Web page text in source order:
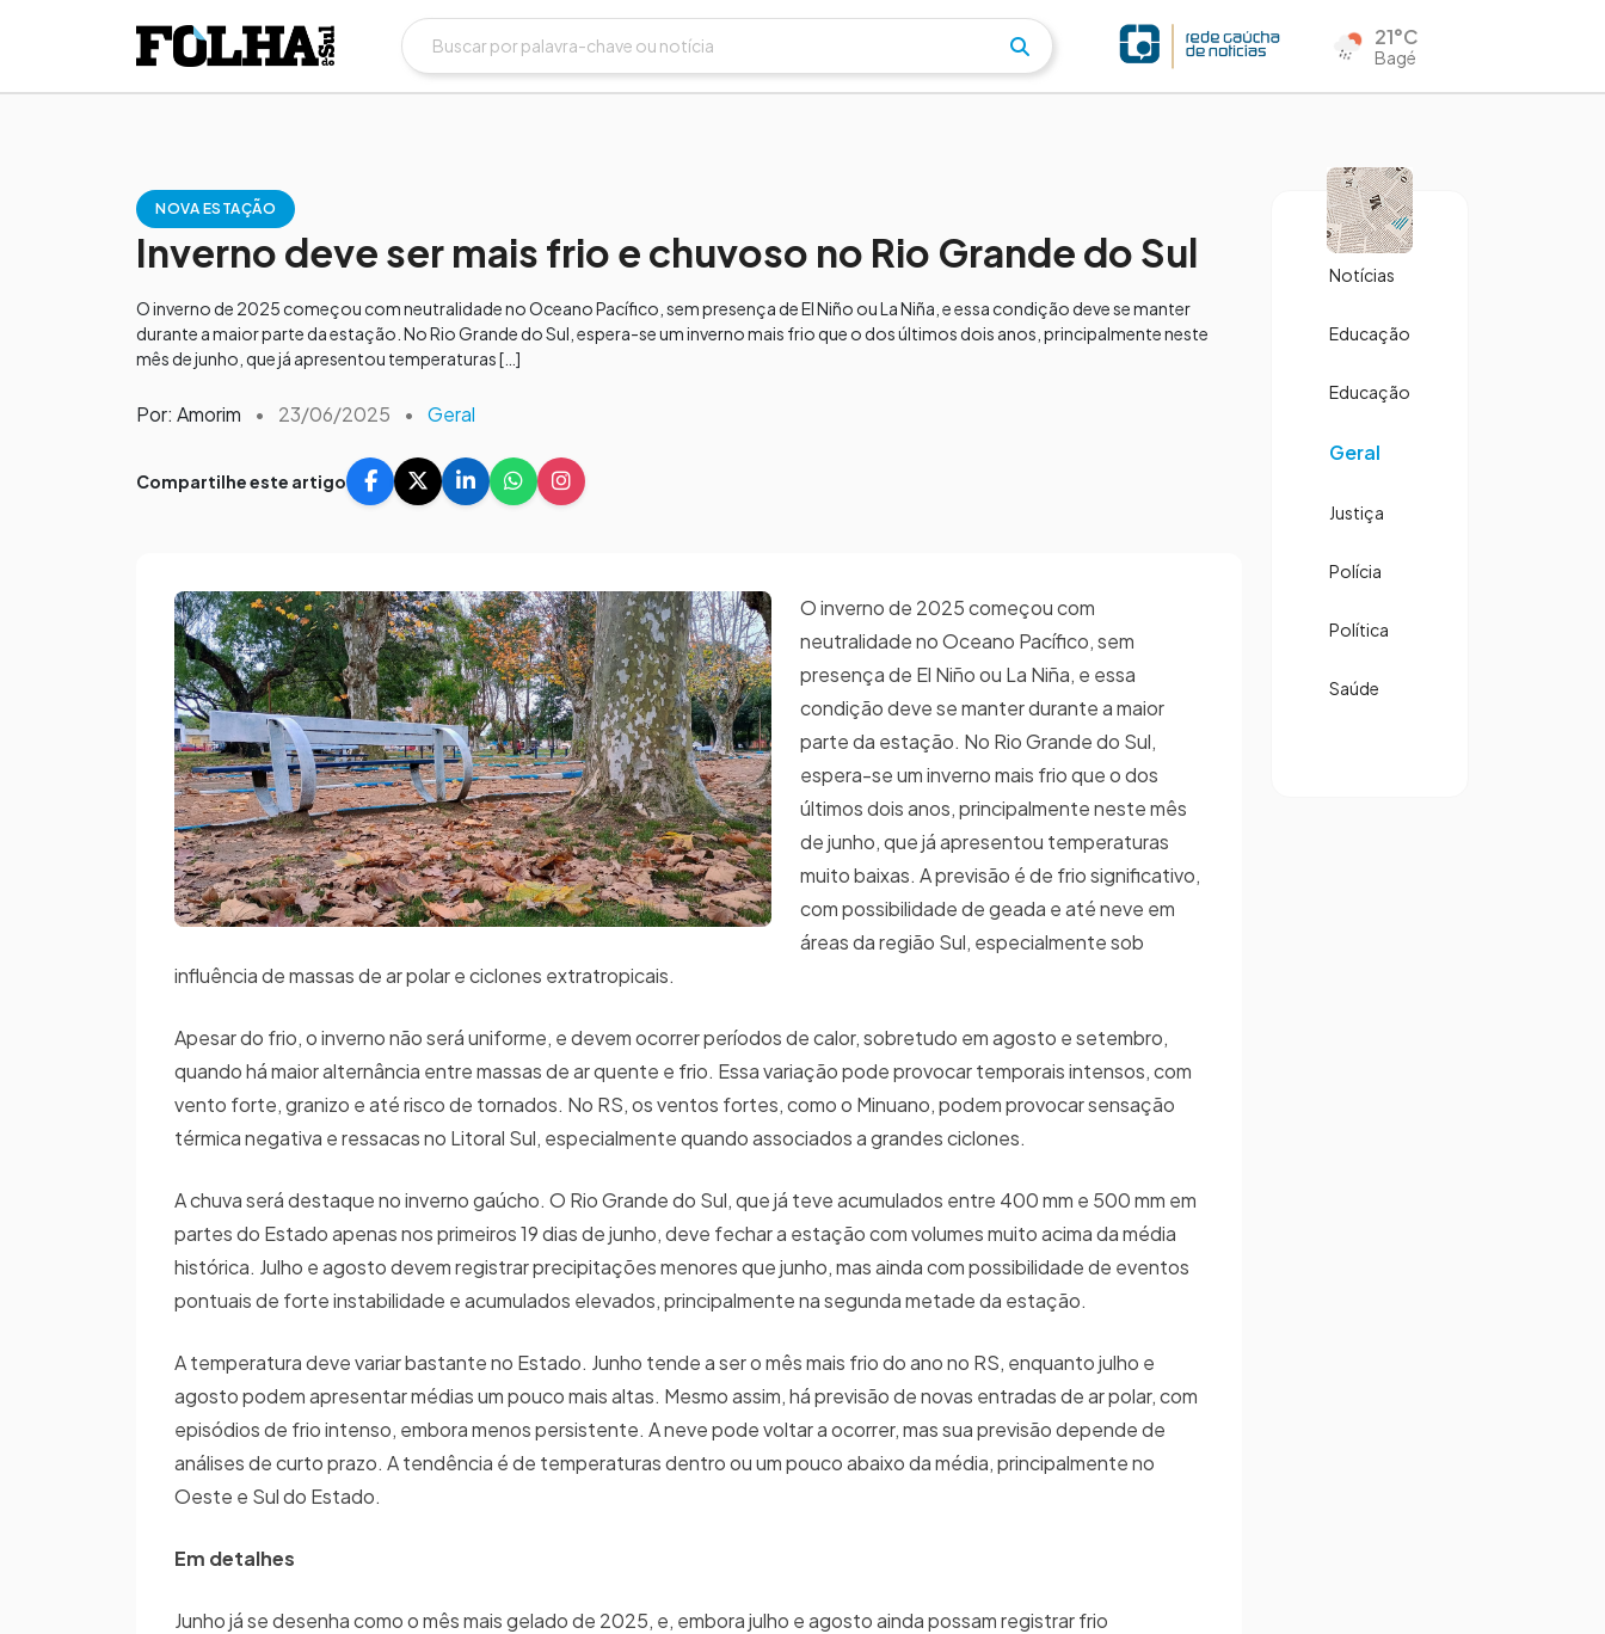
21°C
Bagé
NOVA ESTAÇÃO
Inverno deve ser mais frio e chuvoso no Rio Grande do Sul
O inverno de 2025 começou com neutralidade no Oceano Pacífico, sem presença de El Niño ou La Niña, e essa condição deve se manter
durante a maior parte da estação. No Rio Grande do Sul, espera-se um inverno mais frio que o dos últimos dois anos, principalmente neste
mês de junho, que já apresentou temperaturas […]
Por: Amorim • 23/06/2025 • Geral
Compartilhe este artigo
O inverno de 2025 começou com
neutralidade no Oceano Pacífico, sem
presença de El Niño ou La Niña, e essa
condição deve se manter durante a maior
parte da estação. No Rio Grande do Sul,
espera-se um inverno mais frio que o dos
últimos dois anos, principalmente neste mês
de junho, que já apresentou temperaturas
muito baixas. A previsão é de frio significativo,
com possibilidade de geada e até neve em
áreas da região Sul, especialmente sob
influência de massas de ar polar e ciclones extratropicais.
Apesar do frio, o inverno não será uniforme, e devem ocorrer períodos de calor, sobretudo em agosto e setembro,
quando há maior alternância entre massas de ar quente e frio. Essa variação pode provocar temporais intensos, com
vento forte, granizo e até risco de tornados. No RS, os ventos fortes, como o Minuano, podem provocar sensação
térmica negativa e ressacas no Litoral Sul, especialmente quando associados a grandes ciclones.
A chuva será destaque no inverno gaúcho. O Rio Grande do Sul, que já teve acumulados entre 400 mm e 500 mm em
partes do Estado apenas nos primeiros 19 dias de junho, deve fechar a estação com volumes muito acima da média
histórica. Julho e agosto devem registrar precipitações menores que junho, mas ainda com possibilidade de eventos
pontuais de forte instabilidade e acumulados elevados, principalmente na segunda metade da estação.
A temperatura deve variar bastante no Estado. Junho tende a ser o mês mais frio do ano no RS, enquanto julho e
agosto podem apresentar médias um pouco mais altas. Mesmo assim, há previsão de novas entradas de ar polar, com
episódios de frio intenso, embora menos persistente. A neve pode voltar a ocorrer, mas sua previsão depende de
análises de curto prazo. A tendência é de temperaturas dentro ou um pouco abaixo da média, principalmente no
Oeste e Sul do Estado.
Em detalhes
Junho já se desenha como o mês mais gelado de 2025, e, embora julho e agosto ainda possam registrar frio
Notícias
Educação
Educação
Geral
Justiça
Polícia
Política
Saúde